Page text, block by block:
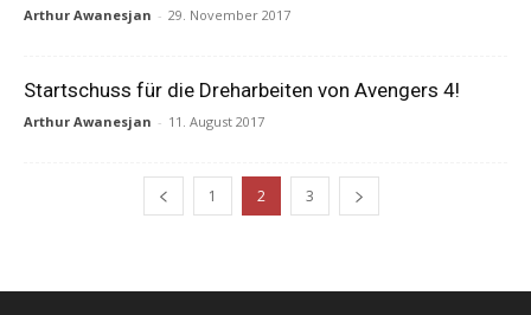
Arthur Awanesjan - 29. November 2017
Startschuss für die Dreharbeiten von Avengers 4!
Arthur Awanesjan - 11. August 2017
1 2 3